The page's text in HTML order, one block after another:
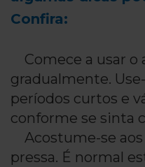
Confira:
Comece a usar o
gradualmente.
períodos curtos e
conforme se sinta
Acostume-se aos
pressa. É normal